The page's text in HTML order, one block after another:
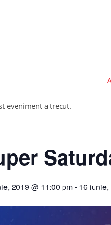
eveniment a trecut.
2019 @ 11:00 pm- 16 iunie,